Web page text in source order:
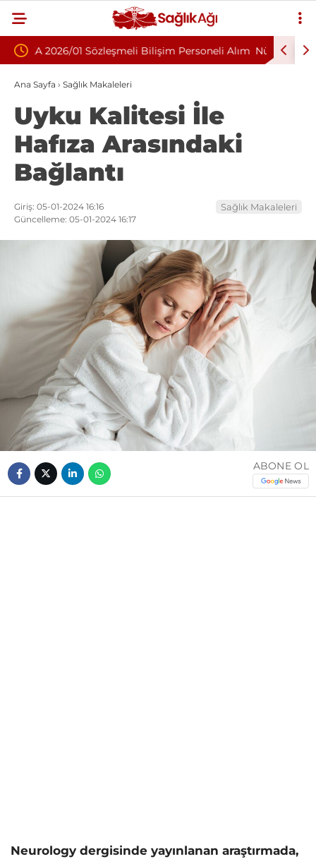
Personeli Alım Nükleoplasti mi, Ameliyat mı? Bel ve Boyun
Fıtığında Doğru Tedavi Seçimi
Ana Sayfa › Sağlık Makaleleri
Uyku Kalitesi İle
Hafıza Arasındaki
Bağlantı
Giriş: 05-01-2024 16:16
Güncelleme: 05-01-2024 16:17
Sağlık Makaleleri
ABONE OL
Neurology dergisinde yayınlanan araştırmada,